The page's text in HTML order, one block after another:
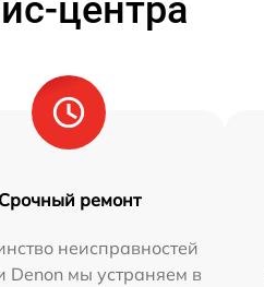
центра
Срочный ремонт
неисправностей
Denon мы устраняем в